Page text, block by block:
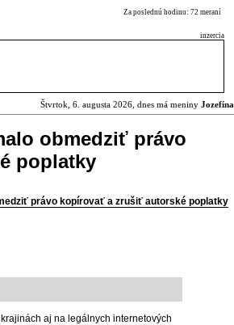
Za poslednú hodinu: 72 meraní
inzercia
Štvrtok, 6. augusta 2026, dnes má meniny Jozefína
obmedziť právo
poplatky
právo kopírovať a zrušiť autorské poplatky
aj na legálnych internetových